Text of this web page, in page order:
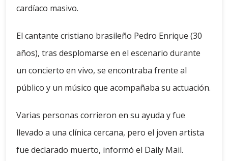
cardíaco masivo.
El cantante cristiano brasileño Pedro Enrique (30
años), tras desplomarse en el escenario durante
un concierto en vivo, se encontraba frente al
público y un músico que acompañaba su actuación.
Varias personas corrieron en su ayuda y fue
llevado a una clínica cercana, pero el joven artista
fue declarado muerto, informó el Daily Mail.